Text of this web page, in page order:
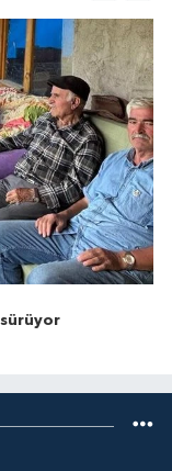
sürüyor